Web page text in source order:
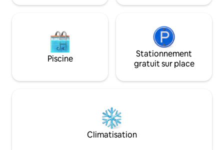
Piscine
Stationnement
gratuit sur place
Climatisation